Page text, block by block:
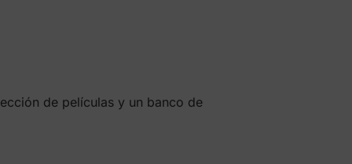
de películas y un banco de